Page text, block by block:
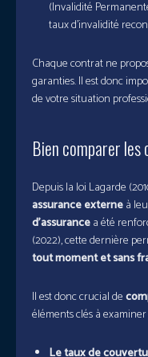
(Invalidité
taux d’invalidité
Chaque contrat ne
garanties. Il est donc
de votre situation
Bien comparer les
Depuis la loi Lagarde
assurance externeà
d’assurancea été
(2022), cette dernière
tout moment et sans
Il est donc crucial de
éléments clés à examiner
Le taux de